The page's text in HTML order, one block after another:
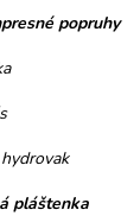
popruhy
pláštenka